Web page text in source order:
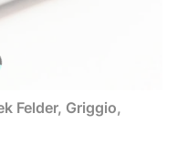
Felder, Griggio,